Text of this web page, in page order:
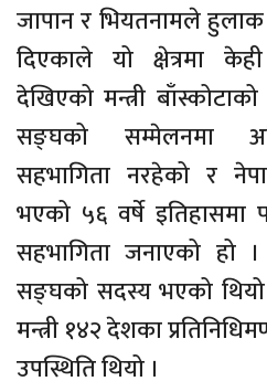
जापान र भियतनामले हुलाक
दिएकाले यो क्षेत्रमा
देखिएको मन्त्री
सङ्घको सम्मेलनमा
सहभागिता नरहेको र
भएको ५६ वर्षे इतिहासमा
सहभागिता जनाएको हो
सङ्घको सदस्य भएको
मन्त्री १४२ देशका
उपस्थिति थियो ।